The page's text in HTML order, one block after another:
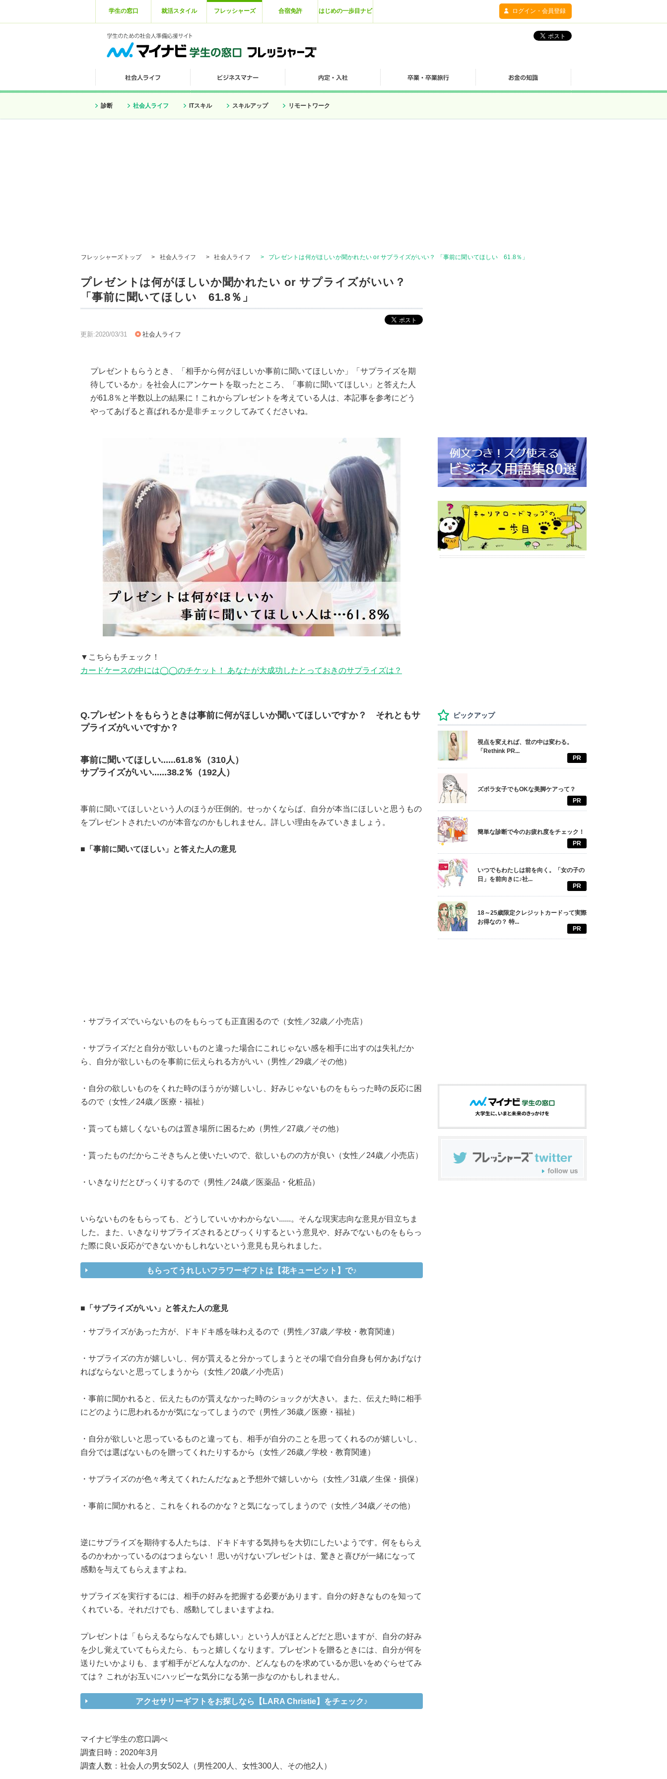
学生の窓口 就活スタイル フレッシャーズ 合宿免許 はじめの一歩目ナビ ログイン・会員登録
診断 社会人ライフ ITスキル スキルアップ リモートワーク
フレッシャーズトップ > 社会人ライフ > 社会人ライフ > プレゼントは何がほしいか聞かれたい or サプライズがいい？ 「事前に聞いてほしい 61.8％」
プレゼントは何がほしいか聞かれたい or サプライズがいい？
「事前に聞いてほしい 61.8％」
更新:2020/03/31 社会人ライフ
プレゼントもらうとき、「相手から何がほしいか事前に聞いてほしいか」「サプライズを期
待しているか」を社会人にアンケートを取ったところ、「事前に聞いてほしい」と答えた人
が61.8％と半数以上の結果に！これからプレゼントを考えている人は、本記事を参考にどう
やってあげると喜ばれるか是非チェックしてみてくださいね。
▼こちらもチェック！
カードケースの中には◯◯のチケット！ あなたが大成功したとっておきのサプライズは？
Q.プレゼントをもらうときは事前に何がほしいか聞いてほしいですか？ それともサ
プライズがいいですか？
事前に聞いてほしい......61.8％（310人）
サプライズがいい......38.2％（192人）
事前に聞いてほしいという人のほうが圧倒的。せっかくならば、自分が本当にほしいと思うもの
をプレゼントされたいのが本音なのかもしれません。詳しい理由をみていきましょう。
■「事前に聞いてほしい」と答えた人の意見
・サプライズでいらないものをもらっても正直困るので（女性／32歳／小売店）
・サプライズだと自分が欲しいものと違った場合にこれじゃない感を相手に出すのは失礼だか
ら、自分が欲しいものを事前に伝えられる方がいい（男性／29歳／その他）
・自分の欲しいものをくれた時のほうがが嬉しいし、好みじゃないものをもらった時の反応に困
るので（女性／24歳／医療・福祉）
・貰っても嬉しくないものは置き場所に困るため（男性／27歳／その他）
・貰ったものだからこそきちんと使いたいので、欲しいものの方が良い（女性／24歳／小売店）
・いきなりだとびっくりするので（男性／24歳／医薬品・化粧品）
いらないものをもらっても、どうしていいかわからない......。そんな現実志向な意見が目立ちま
した。また、いきなりサプライズされるとびっくりするという意見や、好みでないものをもらっ
た際に良い反応ができないかもしれないという意見も見られました。
もらってうれしいフラワーギフトは【花キューピット】で♪
■「サプライズがいい」と答えた人の意見
・サプライズがあった方が、ドキドキ感を味わえるので（男性／37歳／学校・教育関連）
・サプライズの方が嬉しいし、何が貰えると分かってしまうとその場で自分自身も何かあげなけ
ればならないと思ってしまうから（女性／20歳／小売店）
・事前に聞かれると、伝えたものが貰えなかった時のショックが大きい。また、伝えた時に相手
にどのように思われるかが気になってしまうので（男性／36歳／医療・福祉）
・自分が欲しいと思っているものと違っても、相手が自分のことを思ってくれるのが嬉しいし、
自分では選ばないものを贈ってくれたりするから（女性／26歳／学校・教育関連）
・サプライズのが色々考えてくれたんだなぁと予想外で嬉しいから（女性／31歳／生保・損保）
・事前に聞かれると、これをくれるのかな？と気になってしまうので（女性／34歳／その他）
逆にサプライズを期待する人たちは、ドキドキする気持ちを大切にしたいようです。何をもらえ
るのかわかっているのはつまらない！ 思いがけないプレゼントは、驚きと喜びが一緒になって
感動を与えてもらえますよね。
サプライズを実行するには、相手の好みを把握する必要があります。自分の好きなものを知って
くれている。それだけでも、感動してしまいますよね。
プレゼントは「もらえるならなんでも嬉しい」という人がほとんどだと思いますが、自分の好み
を少し覚えていてもらえたら、もっと嬉しくなります。プレゼントを贈るときには、自分が何を
送りたいかよりも、まず相手がどんな人なのか、どんなものを求めているか思いをめぐらせてみ
ては？ これがお互いにハッピーな気分になる第一歩なのかもしれません。
アクセサリーギフトをお探しなら【LARA Christie】をチェック♪
マイナビ学生の窓口調べ
調査日時：2020年3月
調査人数：社会人の男女502人（男性200人、女性300人、その他2人）
ピックアップ
視点を変えれば、世の中は変わる。
「Rethink PR...
PR
ズボラ女子でもOKな美脚ケアって？
PR
簡単な診断で今のお疲れ度をチェック！
PR
いつでもわたしは前を向く。「女の子の
日」を前向きに♪社...
PR
18～25歳限定クレジットカードって実際
お得なの？ 特...
PR